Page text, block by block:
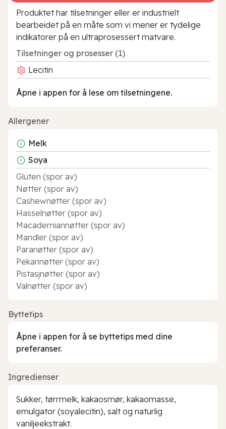
Produktet har tilsetninger eller er industrielt
bearbeidet på en måte som vi mener er tydelige
indikatorer på en ultraprosessert matvare.
Tilsetninger og prosesser (1)
Lecitin
Åpne i appen for å lese om tilsetningene.
Allergener
Melk
Soya
Gluten (spor av)
Nøtter (spor av)
Cashewnøtter (spor av)
Hasselnøtter (spor av)
Macademiannøtter (spor av)
Mandler (spor av)
Paranøtter (spor av)
Pekannøtter (spor av)
Pistasjnøtter (spor av)
Valnøtter (spor av)
Byttetips
Åpne i appen for å se byttetips med dine
preferanser.
Ingredienser
Sukker, tørrmelk, kakaosmør, kakaomasse,
emulgator (soyalecitin), salt og naturlig
vaniljeekstrakt.